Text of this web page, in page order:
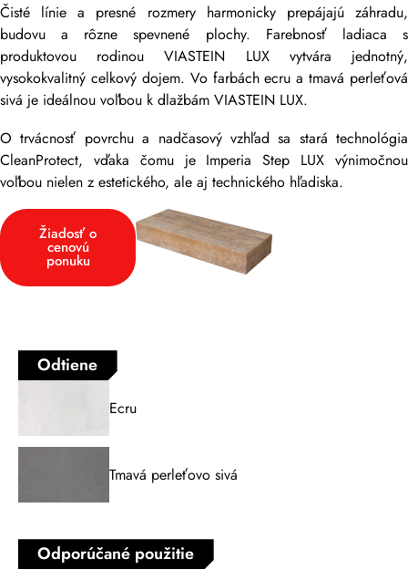
Čisté línie a presné rozmery harmonicky prepájajú záhradu,
budovu a rôzne spevnené plochy. Farebnosť ladiaca s
produktovou rodinou VIASTEIN LUX vytvára jednotný,
vysokokvalitný celkový dojem. Vo farbách ecru a tmavá perleťová
sivá je ideálnou voľbou k dlažbám VIASTEIN LUX.
O trvácnosť povrchu a nadčasový vzhľad sa stará technológia
CleanProtect, vďaka čomu je Imperia Step LUX výnimočnou
voľbou nielen z estetického, ale aj technického hľadiska.
Žiadosť o
cenovú
ponuku
Odtiene
Ecru
Tmavá perleťovo sivá
Odporúčané použitie